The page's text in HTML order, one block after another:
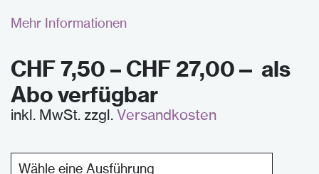
Mehr Informationen
CHF7,50 – CHF 27,00— als
Abo verfügbar
inkl. MwSt. zzgl. Versandkosten